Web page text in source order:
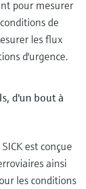
pour mesurer
de
les flux
d'urgence.
d'un bout à
est conçue
ainsi
les conditions